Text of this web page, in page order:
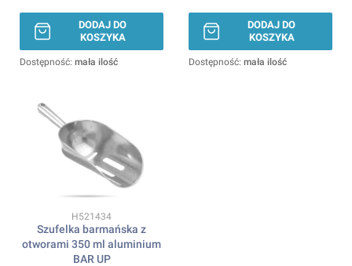
DODAJ DO
KOSZYKA
Dostępność: mała ilość
DODAJ DO
KOSZYKA
Dostępność: mała ilość
Kod produktu
H521434
Szufelka barmańska z
otworami 350 ml aluminium
BAR UP